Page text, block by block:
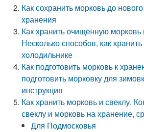
Как сохранить морковь до
хранения
Как хранить очищенную морковь
Несколько способов, как
холодильнике
Как подготовить морковь к
подготовить морковку для
инструкция
Как хранить морковь и свеклу.
свеклу и морковь на хранение,
Для Подмосковья